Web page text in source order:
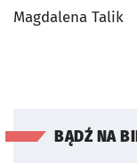
Magdalena Talik
BĄDŹ NA